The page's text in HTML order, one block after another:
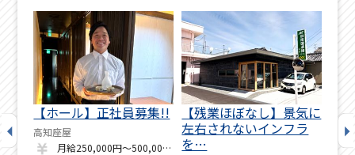
ホ
【ホール】正社員募集!!
高知座屋
月給250,000円～500,000円
【残業ほぼなし】景気に
左右されないインフラ
を…
厨
ン…